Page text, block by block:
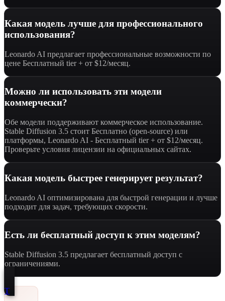
Какая модель лучше для профессионального
использования?
Leonardo AI предлагает профессиональные возможности по
цене Бесплатный tier + от $12/месяц.
Можно ли использовать эти модели
коммерчески?
Обе модели поддерживают коммерческое использование.
Stable Diffusion 3.5 стоит Бесплатно (open-source) или
платформы, Leonardo AI - Бесплатный tier + от $12/месяц.
Проверьте условия лицензии на официальных сайтах.
Какая модель быстрее генерирует результат?
Leonardo AI оптимизирована для быстрой генерации и лучше
подходит для задач, требующих скорости.
Есть ли бесплатный доступ к этим моделям?
Stable Diffusion 3.5 предлагает бесплатный доступ с
ограничениями.
Т